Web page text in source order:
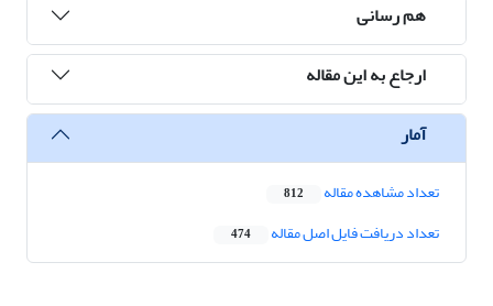
هم رسانی
ارجاع به این مقاله
آمار
تعداد مشاهده مقاله 812
تعداد دریافت فایل اصل مقاله 474